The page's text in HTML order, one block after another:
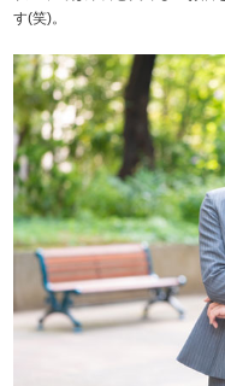
す(笑)。